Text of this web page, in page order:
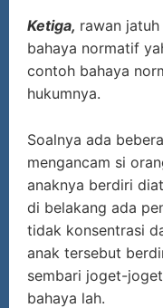
Ketiga, rawan
bahaya normatif
contoh bahaya
hukumnya.
Soalnya ada
mengancam si
anaknya berdiri
di belakang ada
tidak konsentrasi
anak tersebut
sembari joget-
bahaya lah.